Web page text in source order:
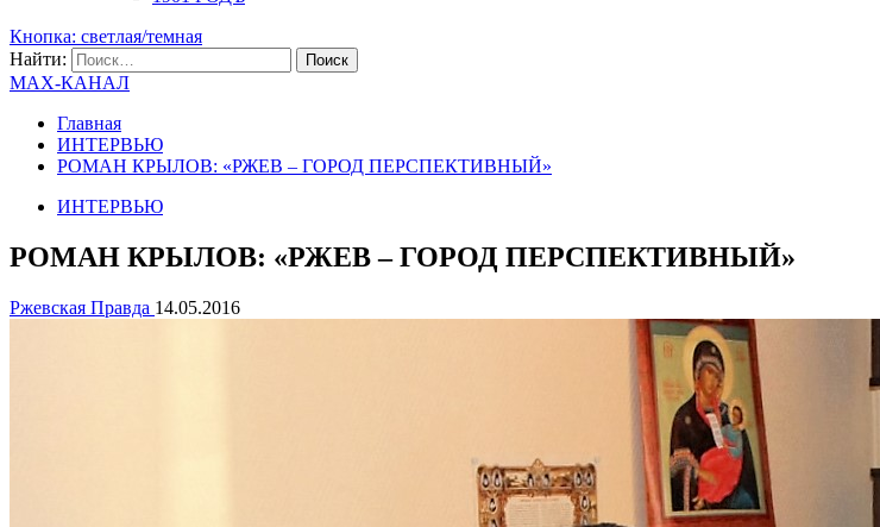
Кнопка: светлая/темная
Найти:
MAX-КАНАЛ
Главная
ИНТЕРВЬЮ
РОМАН КРЫЛОВ: «РЖЕВ – ГОРОД ПЕРСПЕКТИВНЫЙ»
ИНТЕРВЬЮ
РОМАН КРЫЛОВ: «РЖЕВ – ГОРОД ПЕРСПЕКТИВНЫЙ»
Ржевская Правда 14.05.2016